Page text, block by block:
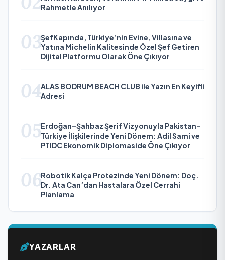
Rahmetle Anılıyor
03ŞefKapında, Türkiye’nin Evine, Villasına ve
Yatına Michelin Kalitesinde Özel Şef Getiren
Dijital Platformu Olarak Öne Çıkıyor
04ALAS BODRUM BEACH CLUB ile Yazın En Keyifli
Adresi
05Erdoğan–Şahbaz Şerif Vizyonuyla Pakistan–
Türkiye İlişkilerinde Yeni Dönem: Adil Sami ve
PTIDC Ekonomik Diplomaside Öne Çıkıyor
06Robotik Kalça Protezinde Yeni Dönem: Doç.
Dr. Ata Can’dan Hastalara Özel Cerrahi
Planlama
YAZARLAR